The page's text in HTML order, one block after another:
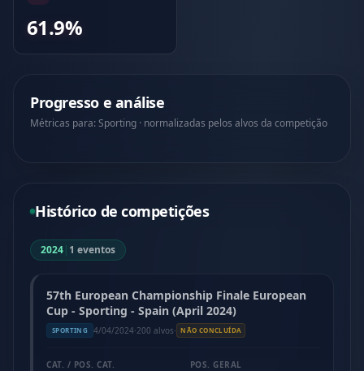
61.9%
Progresso e análise
Métricas para: Sporting · normalizadas pelos alvos da competição
Histórico de competições
2024| 1 eventos
57th European Championship Finale European
Cup - Sporting - Spain (April 2024)
SPORTING 4/04/2024·200 alvos· NÃO CONCLUÍDA
CAT. / POS. CAT. POS. GERAL